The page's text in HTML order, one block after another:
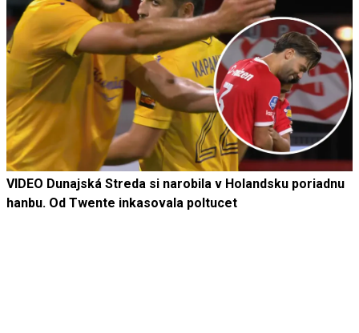
VIDEO Dunajská Streda si narobila v Holandsku poriadnu
hanbu. Od Twente inkasovala poltucet